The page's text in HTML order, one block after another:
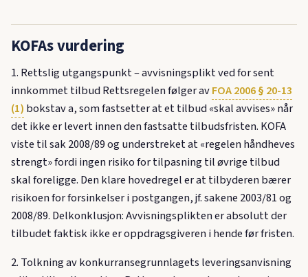
KOFAs vurdering
1. Rettslig utgangspunkt – avvisningsplikt ved for sent
innkommet tilbud Rettsregelen følger avFOA 2006 § 20-13
(1) bokstav a, som fastsetter at et tilbud «skal avvises» når
det ikke er levert innen den fastsatte tilbudsfristen. KOFA
viste til sak 2008/89 og understreket at «regelen håndheves
strengt» fordi ingen risiko for tilpasning til øvrige tilbud
skal foreligge. Den klare hovedregel er at tilbyderen bærer
risikoen for forsinkelser i postgangen, jf. sakene 2003/81 og
2008/89. Delkonklusjon: Avvisningsplikten er absolutt der
tilbudet faktisk ikke er oppdragsgiveren i hende før fristen.
2. Tolkning av konkurransegrunnlagets leveringsanvisning